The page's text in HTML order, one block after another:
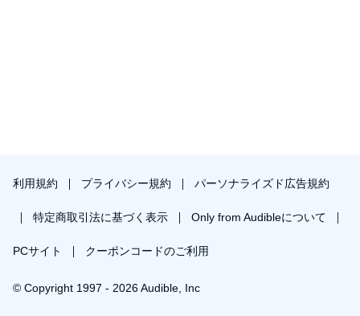
利用規約 プライバシー規約 パーソナライズド広告規約
特定商取引法に基づく表示 Only from Audibleについて
PCサイト クーポンコードのご利用
© Copyright 1997 - 2026 Audible, Inc